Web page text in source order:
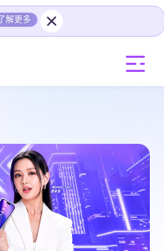
了解更多